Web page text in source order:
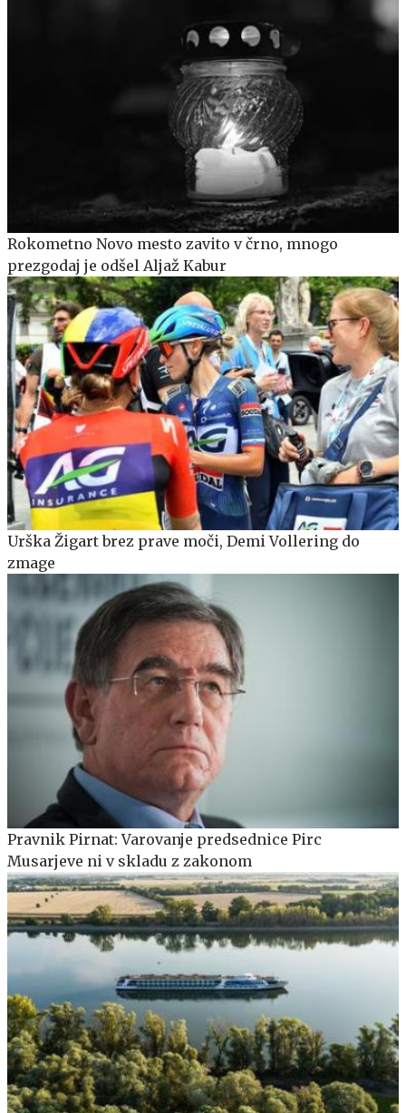
Rokometno Novo mesto zavito v črno, mnogo
prezgodaj je odšel Aljaž Kabur
Urška Žigart brez prave moči, Demi Vollering do
zmage
Pravnik Pirnat: Varovanje predsednice Pirc
Musarjeve ni v skladu z zakonom